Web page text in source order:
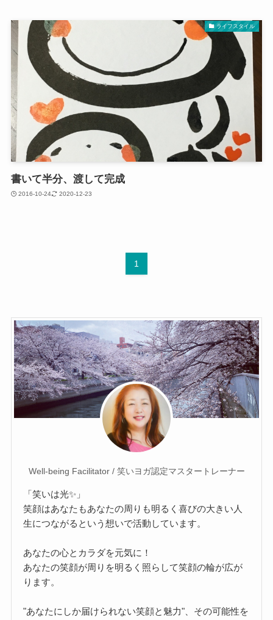
ライフスタイル
書いて半分、渡して完成
2016-10-24 2020-12-23
1
Well-being Facilitator / 笑いヨガ認定マスタートレーナー
「笑いは光✨」
笑顔はあなたもあなたの周りも明るく喜びの大きい人
生につながるという想いで活動しています。
あなたの心とカラダを元気に！
あなたの笑顔が周りを明るく照らして笑顔の輪が広が
ります。
"あなたにしか届けられない笑顔と魅力"、その可能性を